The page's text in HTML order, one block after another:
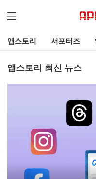
앱스토리 서포터즈
앱스토리 최신 뉴스